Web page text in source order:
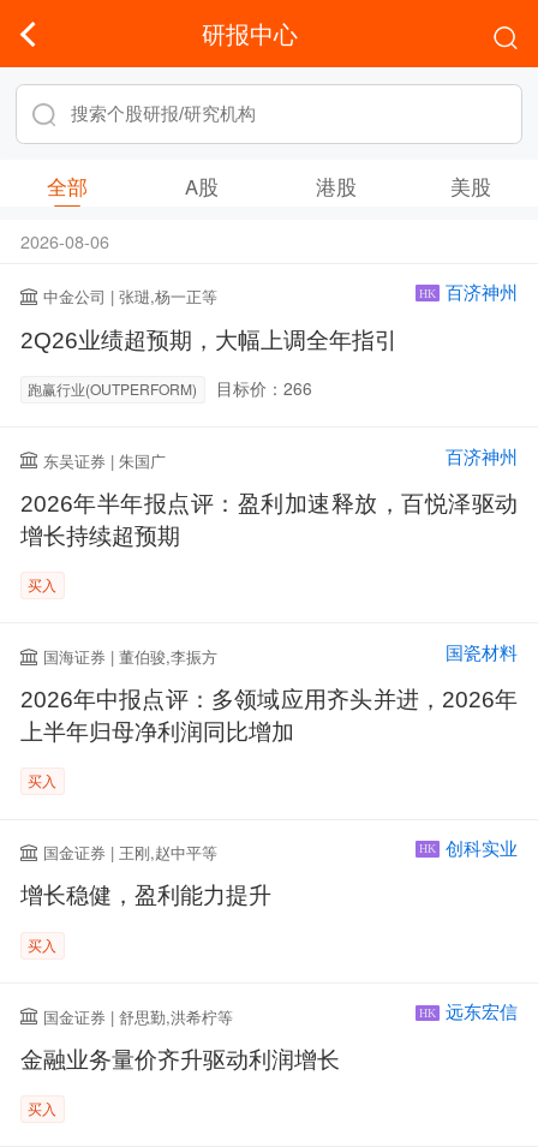
研报中心
全部 A股 港股 美股
2026-08-06
中金公司 | 张琎,杨一正等 HK 百济神州
2Q26业绩超预期，大幅上调全年指引
跑赢行业(OUTPERFORM) 目标价：266
东吴证券 | 朱国广 百济神州
2026年半年报点评：盈利加速释放，百悦泽驱动
增长持续超预期
买入
国海证券 | 董伯骏,李振方 国瓷材料
2026年中报点评：多领域应用齐头并进，2026年
上半年归母净利润同比增加
买入
国金证券 | 王刚,赵中平等 HK 创科实业
增长稳健，盈利能力提升
买入
国金证券 | 舒思勤,洪希柠等 HK 远东宏信
金融业务量价齐升驱动利润增长
买入